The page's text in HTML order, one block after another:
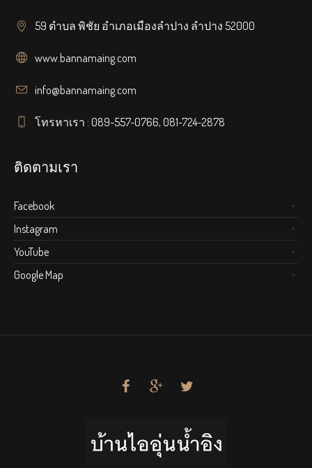
59 ตำบล พิชัย อำเภอเมืองลำปาง ลำปาง 52000
www.bannamaing.com
info@bannamaing.com
โทรหาเรา : 089-557-0766, 081-724-2878
ติดตามเรา
Facebook
Instagram
YouTube
Google Map